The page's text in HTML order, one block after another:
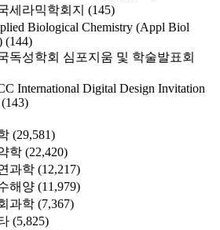
세라믹학회지 (145)
Biological Chemistry (Appl Biol
(144)
독성학회 심포지움 및 학술발표회
International Digital Design Invitation
(143)
(29,581)
학 (22,420)
과학 (12,217)
해양 (11,979)
과학 (7,367)
(5,825)